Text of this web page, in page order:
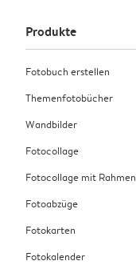
Produkte
Fotobuch erstellen
Themenfotobücher
Wandbilder
Fotocollage
Fotocollage mit Rahmen
Fotoabzüge
Fotokarten
Fotokalender